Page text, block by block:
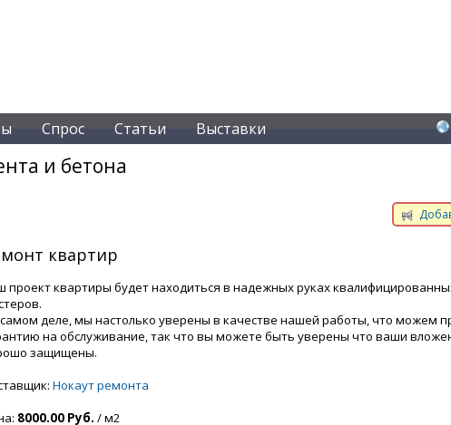
Спрос Статьи Выставки
и бетона
квартир
проект квартиры будет находиться в надежных руках
деле, мы настолько уверены в качестве нашей работы, что можем
на обслуживание, так что вы можете быть уверены что ваши
защищены.
Нокаут ремонта
8000.00 Руб. / м2